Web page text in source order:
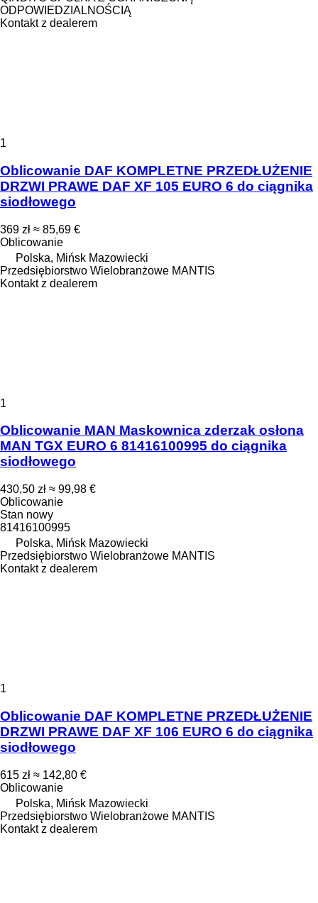
ODPOWIEDZIALNOŚCIĄ
Kontakt z dealerem
1
Oblicowanie DAF KOMPLETNE PRZEDŁUŻENIE
DRZWI PRAWE DAF XF 105 EURO 6 do ciągnika
siodłowego
369 zł ≈ 85,69 €
Oblicowanie
Polska, Mińsk Mazowiecki
Przedsiębiorstwo Wielobranżowe MANTIS
Kontakt z dealerem
1
Oblicowanie MAN Maskownica zderzak osłona
MAN TGX EURO 6 81416100995 do ciągnika
siodłowego
430,50 zł ≈ 99,98 €
Oblicowanie
Stan nowy
81416100995
Polska, Mińsk Mazowiecki
Przedsiębiorstwo Wielobranżowe MANTIS
Kontakt z dealerem
1
Oblicowanie DAF KOMPLETNE PRZEDŁUŻENIE
DRZWI PRAWE DAF XF 106 EURO 6 do ciągnika
siodłowego
615 zł ≈ 142,80 €
Oblicowanie
Polska, Mińsk Mazowiecki
Przedsiębiorstwo Wielobranżowe MANTIS
Kontakt z dealerem